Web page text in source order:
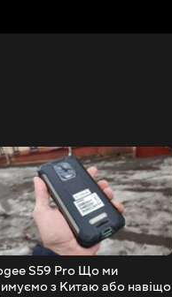
S59 Pro Що ми
з Китаю або навіщо